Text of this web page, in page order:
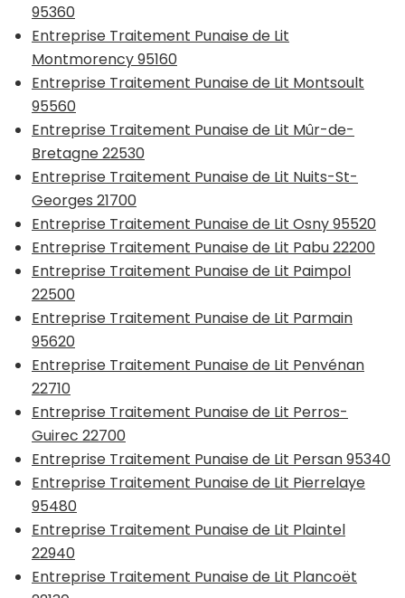
95360
Entreprise Traitement Punaise de Lit
Montmorency 95160
Entreprise Traitement Punaise de Lit Montsoult
95560
Entreprise Traitement Punaise de Lit Mûr-de-
Bretagne 22530
Entreprise Traitement Punaise de Lit Nuits-St-
Georges 21700
Entreprise Traitement Punaise de Lit Osny 95520
Entreprise Traitement Punaise de Lit Pabu 22200
Entreprise Traitement Punaise de Lit Paimpol
22500
Entreprise Traitement Punaise de Lit Parmain
95620
Entreprise Traitement Punaise de Lit Penvénan
22710
Entreprise Traitement Punaise de Lit Perros-
Guirec 22700
Entreprise Traitement Punaise de Lit Persan 95340
Entreprise Traitement Punaise de Lit Pierrelaye
95480
Entreprise Traitement Punaise de Lit Plaintel
22940
Entreprise Traitement Punaise de Lit Plancoët